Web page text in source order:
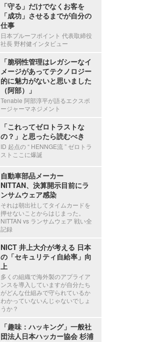
「守る」だけでなくお客を
「成功」させるまでが自分の
仕事
日本プルーフポイント 代表取締役
社長 野村健インタビュー
「脆弱性管理はレガシーなイ
メージがあってテクノロジー
的に魅力がないと思いました
（阿部）」
Tenable 阿部淳平が語るエクスポ
ージャーマネジメント
「これってゼロトラストな
の？」と思ったら読むべき
ID 起点の “ HENNGE流 ” ゼロトラ
ストここに爆誕
自動車部品メーカー
NITTAN、決算開示目前にラ
ンサムウェア感染
それは朝出社してタイムカードを
押せないことからはじまった。
NITTAN vs ランサムウェア 戦い全
記録
NICT 井上大介が考える 日本
の「セキュリティ自給率」向
上
多くの組織で海外製のアプライア
ンスを導入していますが自分たち
がどんな仕組みで守られているか
わかっていないんじゃないでしょ
うか？
「趣味：ハッキング」一般社
団法人日本ハッカー協会 杉浦